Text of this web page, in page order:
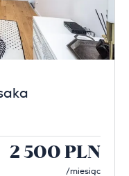
2 500 PLN
/miesiąc